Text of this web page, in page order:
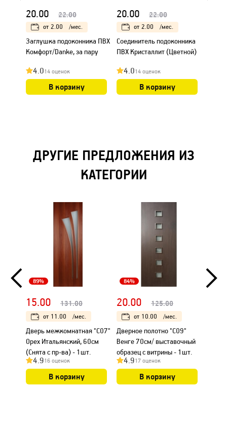
20.00 22.00
от 2.00 /мес.
Заглушка подоконника ПВХ
Комфорт/Danke, за пару
4.014 оценок
В корзину
20.00 22.00
от 2.00 /мес.
Соединитель подоконника
ПВХ Кристаллит (Цветной)
4.014 оценок
В корзину
ДРУГИЕ ПРЕДЛОЖЕНИЯ ИЗ
КАТЕГОРИИ
89%
15.00 131.00
от 11.00 /мес.
Дверь межкомнатная "С07"
Орех Итальянский, 60см
(Снята с пр-ва) - 1шт.
4.916 оценок
В корзину
84%
20.00 125.00
от 10.00 /мес.
Дверное полотно "С09"
Венге 70см/ выставочный
образец с витрины - 1шт.
4.917 оценок
В корзину
80%